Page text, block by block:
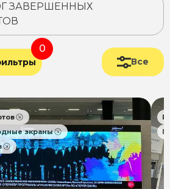
ЗАВЕРШЕННЫХ
0
Все
экраны